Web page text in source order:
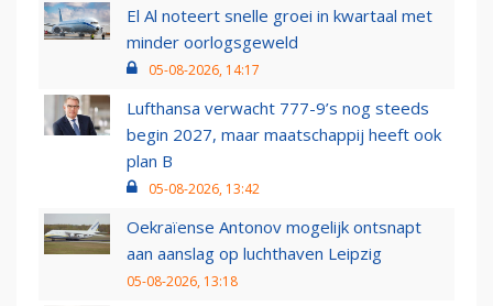
El Al noteert snelle groei in kwartaal met
minder oorlogsgeweld
05-08-2026, 14:17
Lufthansa verwacht 777-9’s nog steeds
begin 2027, maar maatschappij heeft ook
plan B
05-08-2026, 13:42
Oekraïense Antonov mogelijk ontsnapt
aan aanslag op luchthaven Leipzig
05-08-2026, 13:18